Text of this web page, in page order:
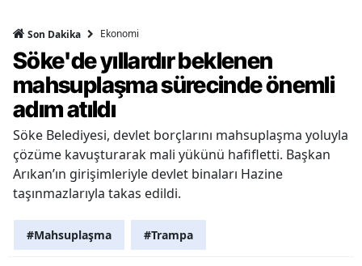
Son Dakika Ekonomi
Söke'de yıllardır beklenen
mahsuplaşma sürecinde önemli
adım atıldı
Söke Belediyesi, devlet borçlarını mahsuplaşma yoluyla
çözüme kavuşturarak mali yükünü hafifletti. Başkan
Arıkan’ın girişimleriyle devlet binaları Hazine
taşınmazlarıyla takas edildi.
#Mahsuplaşma #Trampa